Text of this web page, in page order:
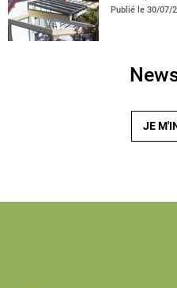
Publié le 30/07/
JE